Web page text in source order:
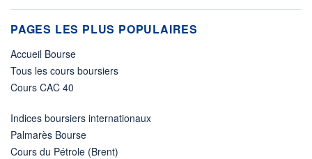
PAGES LES PLUS POPULAIRES
Accueil Bourse
Tous les cours boursiers
Cours CAC 40
Indices boursiers internationaux
Palmarès Bourse
Cours du Pétrole (Brent)